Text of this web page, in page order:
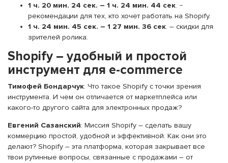
1 ч. 20 мин. 24 сек. – 1 ч. 24 мин. 44 сек. −
рекомендации для тех, кто хочет работать на Shopify.
1 ч. 24 мин. 45 сек. – 1 27 мин. 36 сек. – скидки для
зрителей ролика.
Shopify – удобный и простой
инструмент для e-commerce
Тимофей Бондарчук: Что такое Shopify с точки зрения
инструмента. И чем он отличается от маркетплейса или
какого-то другого сайта для электронных продаж?
Евгений Сазанский: Миссия Shopify – сделать вашу
коммерцию простой, удобной и эффективной. Как они это
делают? Shopify – эта платформа, которая закрывает все
твои рутинные вопросы, связанные с продажами – от